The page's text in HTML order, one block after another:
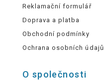
Reklamační formulář
Doprava a platba
Obchodní podmínky
Ochrana osobních údajů
O společnosti